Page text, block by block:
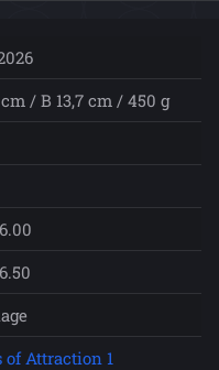
cm / B 13,7 cm / 450 g
of Attraction 1